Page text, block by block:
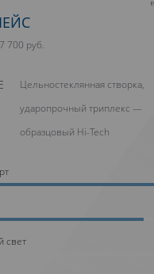
700 руб.
Цельностеклянная створка,
ударопрочный триплекс —
образцовый Hi-Tech
свет